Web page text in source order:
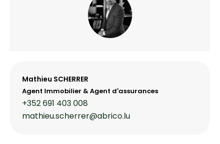
Mathieu SCHERRER
Agent Immobilier & Agent d'assurances
+352 691 403 008
mathieu.scherrer@abrico.lu